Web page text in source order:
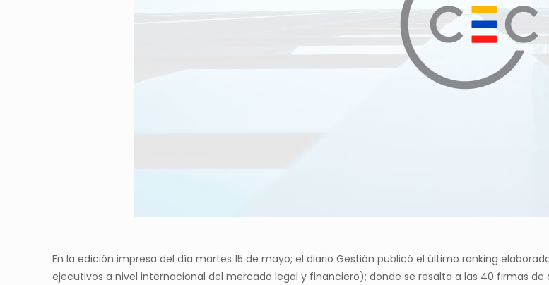
En la edición impresa del día martes 15 de mayo; el diario Gestión publicó el último ranking
ejecutivos a nivel internacional del mercado legal y financiero); donde se resalta a las 40 firmas